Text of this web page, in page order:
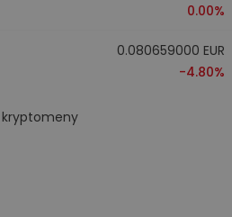
0.00%
0.080659000 EUR
-4.80%
kryptomeny